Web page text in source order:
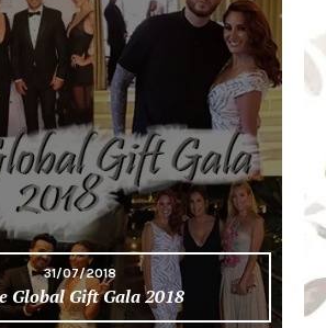
31/07/2018
Global Gift Gala 2018